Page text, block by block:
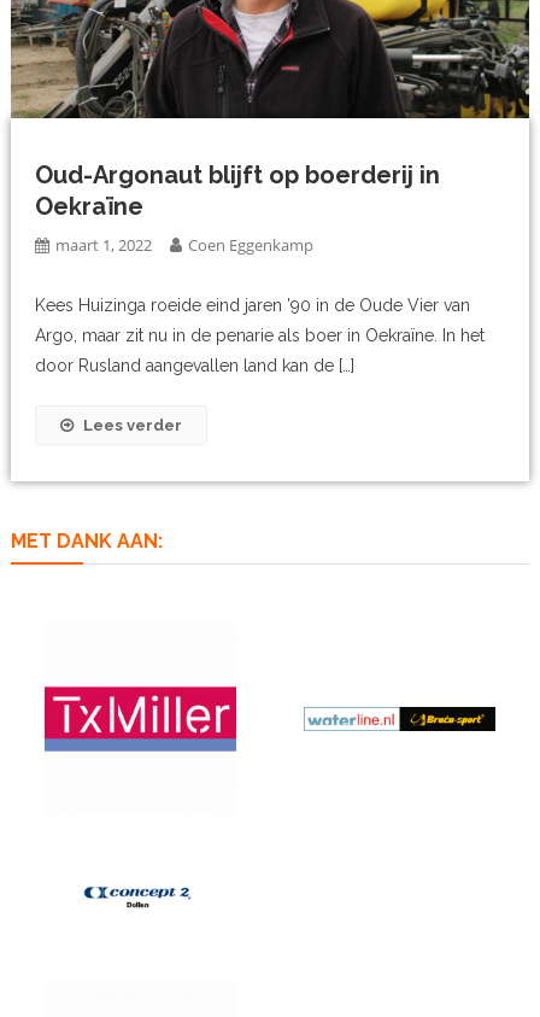
Oud-Argonaut blijft op boerderij in
Oekraïne
maart 1, 2022 Coen Eggenkamp
Kees Huizinga roeide eind jaren ’90 in de Oude Vier van
Argo, maar zit nu in de penarie als boer in Oekraïne. In het
door Rusland aangevallen land kan de […]
Lees verder
MET DANK AAN: